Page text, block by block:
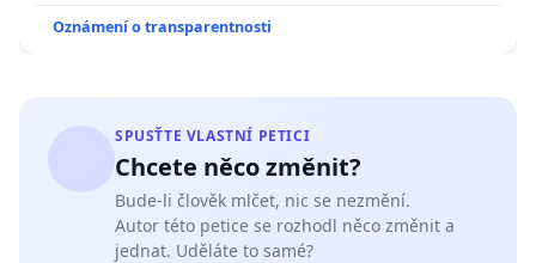
Oznámení o transparentnosti
SPUSŤTE VLASTNÍ PETICI
Chcete něco změnit?
Bude-li člověk mlčet, nic se nezmění.
Autor této petice se rozhodl něco změnit a
jednat. Uděláte to samé?